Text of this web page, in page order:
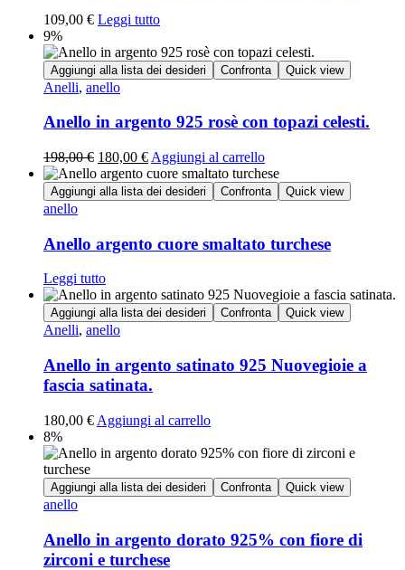
109,00 € Leggi tutto
9%
Aggiungi alla lista dei desideri Confronta Quick view
Anelli, anello
Anello in argento 925 rosè con topazi celesti.
198,00€ 180,00 € Aggiungi al carrello
Aggiungi alla lista dei desideri Confronta Quick view
anello
Anello argento cuore smaltato turchese
Leggi tutto
Aggiungi alla lista dei desideri Confronta Quick view
Anelli, anello
Anello in argento satinato 925 Nuovegioie a
fascia satinata.
180,00 € Aggiungi al carrello
8%
Aggiungi alla lista dei desideri Confronta Quick view
anello
Anello in argento dorato 925% con fiore di
zirconi e turchese